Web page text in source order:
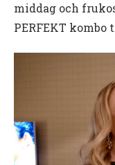
middag och
PERFEKT kombo